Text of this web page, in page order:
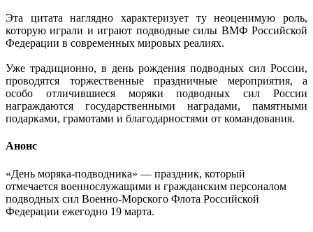
Эта цитата наглядно характеризует ту неоценимую роль,
которую играли и играют подводные силы ВМФ Российской
Федерации в современных мировых реалиях.
Уже традиционно, в день рождения подводных сил России,
проводятся торжественные праздничные мероприятия, а
особо отличившиеся моряки подводных сил России
награждаются государственными наградами, памятными
подарками, грамотами и благодарностями от командования.
Анонс
«День моряка-подводника» — праздник, который
отмечается военнослужащими и гражданским персоналом
подводных сил Военно-Морского Флота Российской
Федерации ежегодно 19 марта.